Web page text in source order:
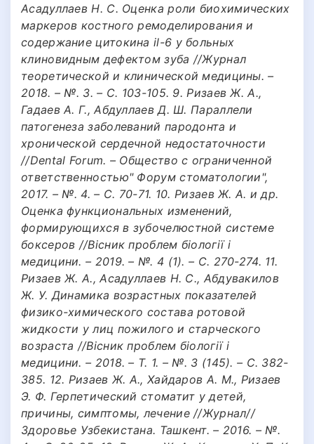
Асадуллаев Н. С. Оценка роли биохимических
маркеров костного ремоделирования и
содержание цитокина il-6 у больных
клиновидным дефектом зуба //Журнал
теоретической и клинической медицины. –
2018. – №. 3. – С. 103-105. 9. Ризаев Ж. А.,
Гадаев А. Г., Абдуллаев Д. Ш. Параллели
патогенеза заболеваний пародонта и
хронической сердечной недостаточности
//Dental Forum. – Общество с ограниченной
ответственностью" Форум стоматологии",
2017. – №. 4. – С. 70-71. 10. Ризаев Ж. А. и др.
Оценка функциональных изменений,
формирующихся в зубочелюстной системе
боксеров //Вісник проблем біології і
медицини. – 2019. – №. 4 (1). – С. 270-274. 11.
Ризаев Ж. А., Асадуллаев Н. С., Абдувакилов
Ж. У. Динамика возрастных показателей
физико-химического состава ротовой
жидкости у лиц пожилого и старческого
возраста //Вісник проблем біології і
медицини. – 2018. – Т. 1. – №. 3 (145). – С. 382-
385. 12. Ризаев Ж. А., Хайдаров А. М., Ризаев
Э. Ф. Герпетический стоматит у детей,
причины, симптомы, лечение //Журнал//
Здоровье Узбекистана. Ташкент. – 2016. – №.